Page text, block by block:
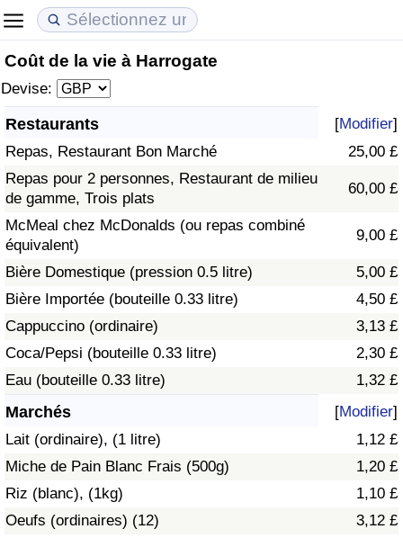
Coût de la vie à Harrogate
Devise:
Restaurants [Modifier]
Repas, Restaurant Bon Marché
25,00 £
Repas pour 2 personnes, Restaurant de milieu
de gamme, Trois plats
60,00 £
McMeal chez McDonalds (ou repas combiné
équivalent)
9,00 £
Bière Domestique (pression 0.5 litre)
5,00 £
Bière Importée (bouteille 0.33 litre)
4,50 £
Cappuccino (ordinaire)
3,13 £
Coca/Pepsi (bouteille 0.33 litre)
2,30 £
Eau (bouteille 0.33 litre)
1,32 £
Marchés [Modifier]
Lait (ordinaire), (1 litre)
1,12 £
Miche de Pain Blanc Frais (500g)
1,20 £
Riz (blanc), (1kg)
1,10 £
Oeufs (ordinaires) (12)
3,12 £
Coût de la vie
Indice du Coût de la Vie
Indice du coût de la vie par pays
à Akaba
Prix de l'immobilier
Indice des Prix de l'immobilier
Indice des Prix de l'immobilier par Pays
Qualité de Vie
Indice de Qualité de Vie (Actuel)
Indice de qualité de vie par pays
Criminalité
Indice de Criminalité (Actuel)
Indice de Criminalité
Indice de criminalité par pays
Soins de santé
Indice des soins de santé (Actuel)
Indice des soins de santé